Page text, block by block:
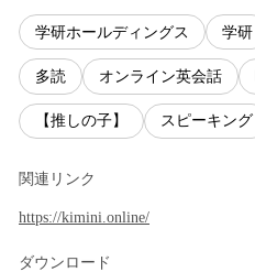
学研ホールディングス 学研
多読 オンライン英会話
【推しの子】 スピーキング
関連リンク
https://kimini.online/
ダウンロード